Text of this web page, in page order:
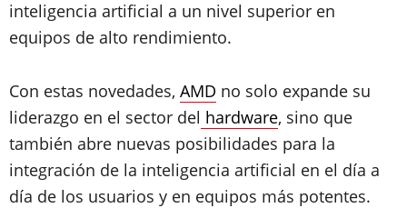
inteligencia artificial a un nivel superior en
equipos de alto rendimiento.
Con estas novedades, AMD no solo expande su
liderazgo en el sector del hardware, sino que
también abre nuevas posibilidades para la
integración de la inteligencia artificial en el día a
día de los usuarios y en equipos más potentes.